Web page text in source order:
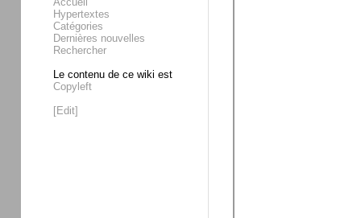
Hypertextes
Catégories
Dernières nouvelles
Rechercher
Le contenu de ce wiki est
Copyleft
[Edit]